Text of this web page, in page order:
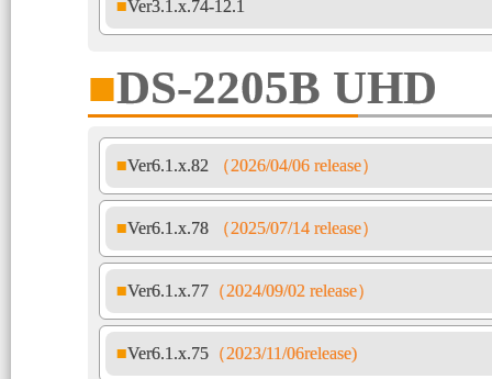
■Ver3.1.x.74-12.1
■DS-2205B UHD
■Ver6.1.x.82 （2026/04/06 release）
■Ver6.1.x.78 （2025/07/14 release）
■Ver6.1.x.77 （2024/09/02 release）
■Ver6.1.x.75 （2023/11/06release)